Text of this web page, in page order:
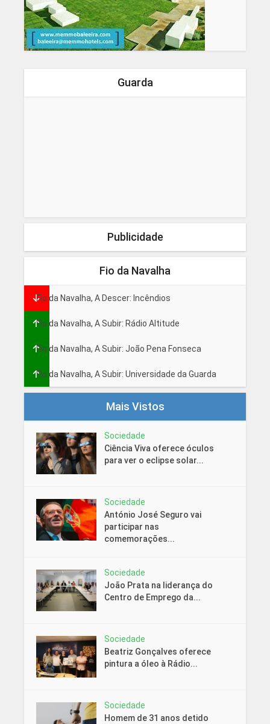
Guarda
Publicidade
Fio da Navalha
Fio da Navalha, A Descer: Incêndios
Fio da Navalha, A Subir: Rádio Altitude
Fio da Navalha, A Subir: João Pena Fonseca
Fio da Navalha, A Subir: Universidade da Guarda
Mais Vistos
Sociedade
Ciência Viva oferece óculos
para ver o eclipse solar...
Sociedade
António José Seguro vai
participar nas
comemorações...
Sociedade
João Prata na liderança do
Centro de Emprego da...
Sociedade
Beatriz Gonçalves oferece
pintura a óleo à Rádio...
Sociedade
Homem de 31 anos detido